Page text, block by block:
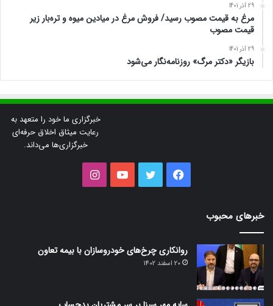
29 آذر 1401
مرغ به قیمت مصوب رسید/ فروش مرغ در میادین میوه و تره‌بار زیر
قیمت مصوب
29 آذر 1401
بازیگر «دکتر مرگ» روزنامه‌نگار می‌شود
خبرگزاری ما خود را متعهد به
رعایت میثاق اخلاق حرفه‌ای
خبرگزاری‌ها می‌داند.
فیس
توییتر یوتیوب
خبرهای محبوب
روانکاری چرخ‌های خودروسازان با بیمه تعاون
20 اسفند 1402